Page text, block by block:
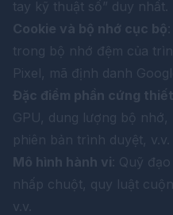
tay kỹ thuật số” duy nhất.
Cookie và bộ nhớ cục bộ
trong bộ nhớ đệm của
Pixel, mã định danh
Đặc điểm phần cứng
GPU, dung lượng bộ
phiên bản trình duyệt, v.v.
Mô hình hành vi : Quỹ
nhấp chuột, quy luật
v.v.